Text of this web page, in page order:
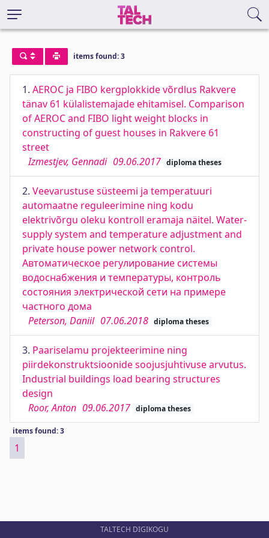
items found: 3
1. AEROC ja FIBO kergplokkide võrdlus Rakvere
tänav 61 külalistemajade ehitamisel. Comparison
of AEROC and FIBO light weight blocks in
constructing of guest houses in Rakvere 61
street
Izmestjev, Gennadi 09.06.2017 diploma theses
2. Veevarustuse süsteemi ja temperatuuri
automaatne reguleerimine ning kodu
elektrivõrgu oleku kontroll eramaja näitel. Water-
supply system and temperature adjustment and
private house power network control.
Автоматическое регулирование системы
водоснабжения и температуры, контроль
состояния электрической сети на примере
частного дома
Peterson, Daniil 07.06.2018 diploma theses
3. Paariselamu projekteerimine ning
piirdekonstruktsioonide soojusjuhtivuse arvutus.
Industrial buildings load bearing structures
design
Roor, Anton 09.06.2017 diploma theses
items found: 3
1
TALTECH DIGIKOGU